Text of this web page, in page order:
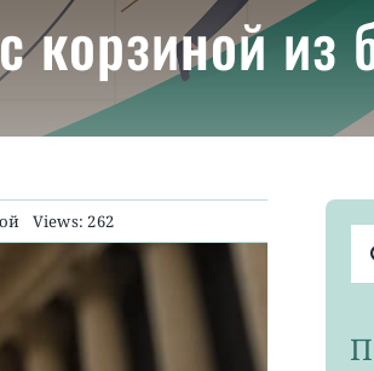
корзиной
Views: 262